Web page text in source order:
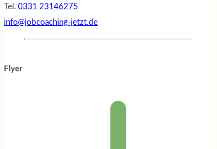
Tel. 0331 23146275
info@jobcoaching-jetzt.de
Flyer